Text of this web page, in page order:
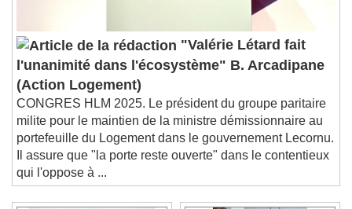
"Valérie Létard fait
l'unanimité dans l'écosystème" B. Arcadipane
(Action Logement)
CONGRES HLM 2025. Le président du groupe paritaire
milite pour le maintien de la ministre démissionnaire au
portefeuille du Logement dans le gouvernement Lecornu.
Il assure que "la porte reste ouverte" dans le contentieux
qui l'oppose à ...